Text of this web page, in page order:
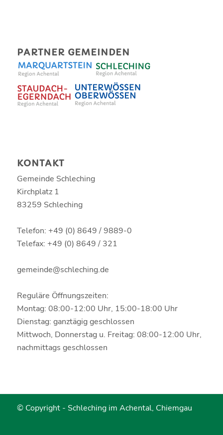
PARTNER GEMEINDEN
KONTAKT
Gemeinde Schleching
Kirchplatz 1
83259 Schleching
Telefon: +49 (0) 8649 / 9889-0
Telefax: +49 (0) 8649 / 321
gemeinde@schleching.de
Reguläre Öffnungszeiten:
Montag: 08:00-12:00 Uhr, 15:00-18:00 Uhr
Dienstag: ganztägig geschlossen
Mittwoch, Donnerstag u. Freitag: 08:00-12:00 Uhr,
nachmittags geschlossen
© Copyright - Schleching im Achental, Chiemgau